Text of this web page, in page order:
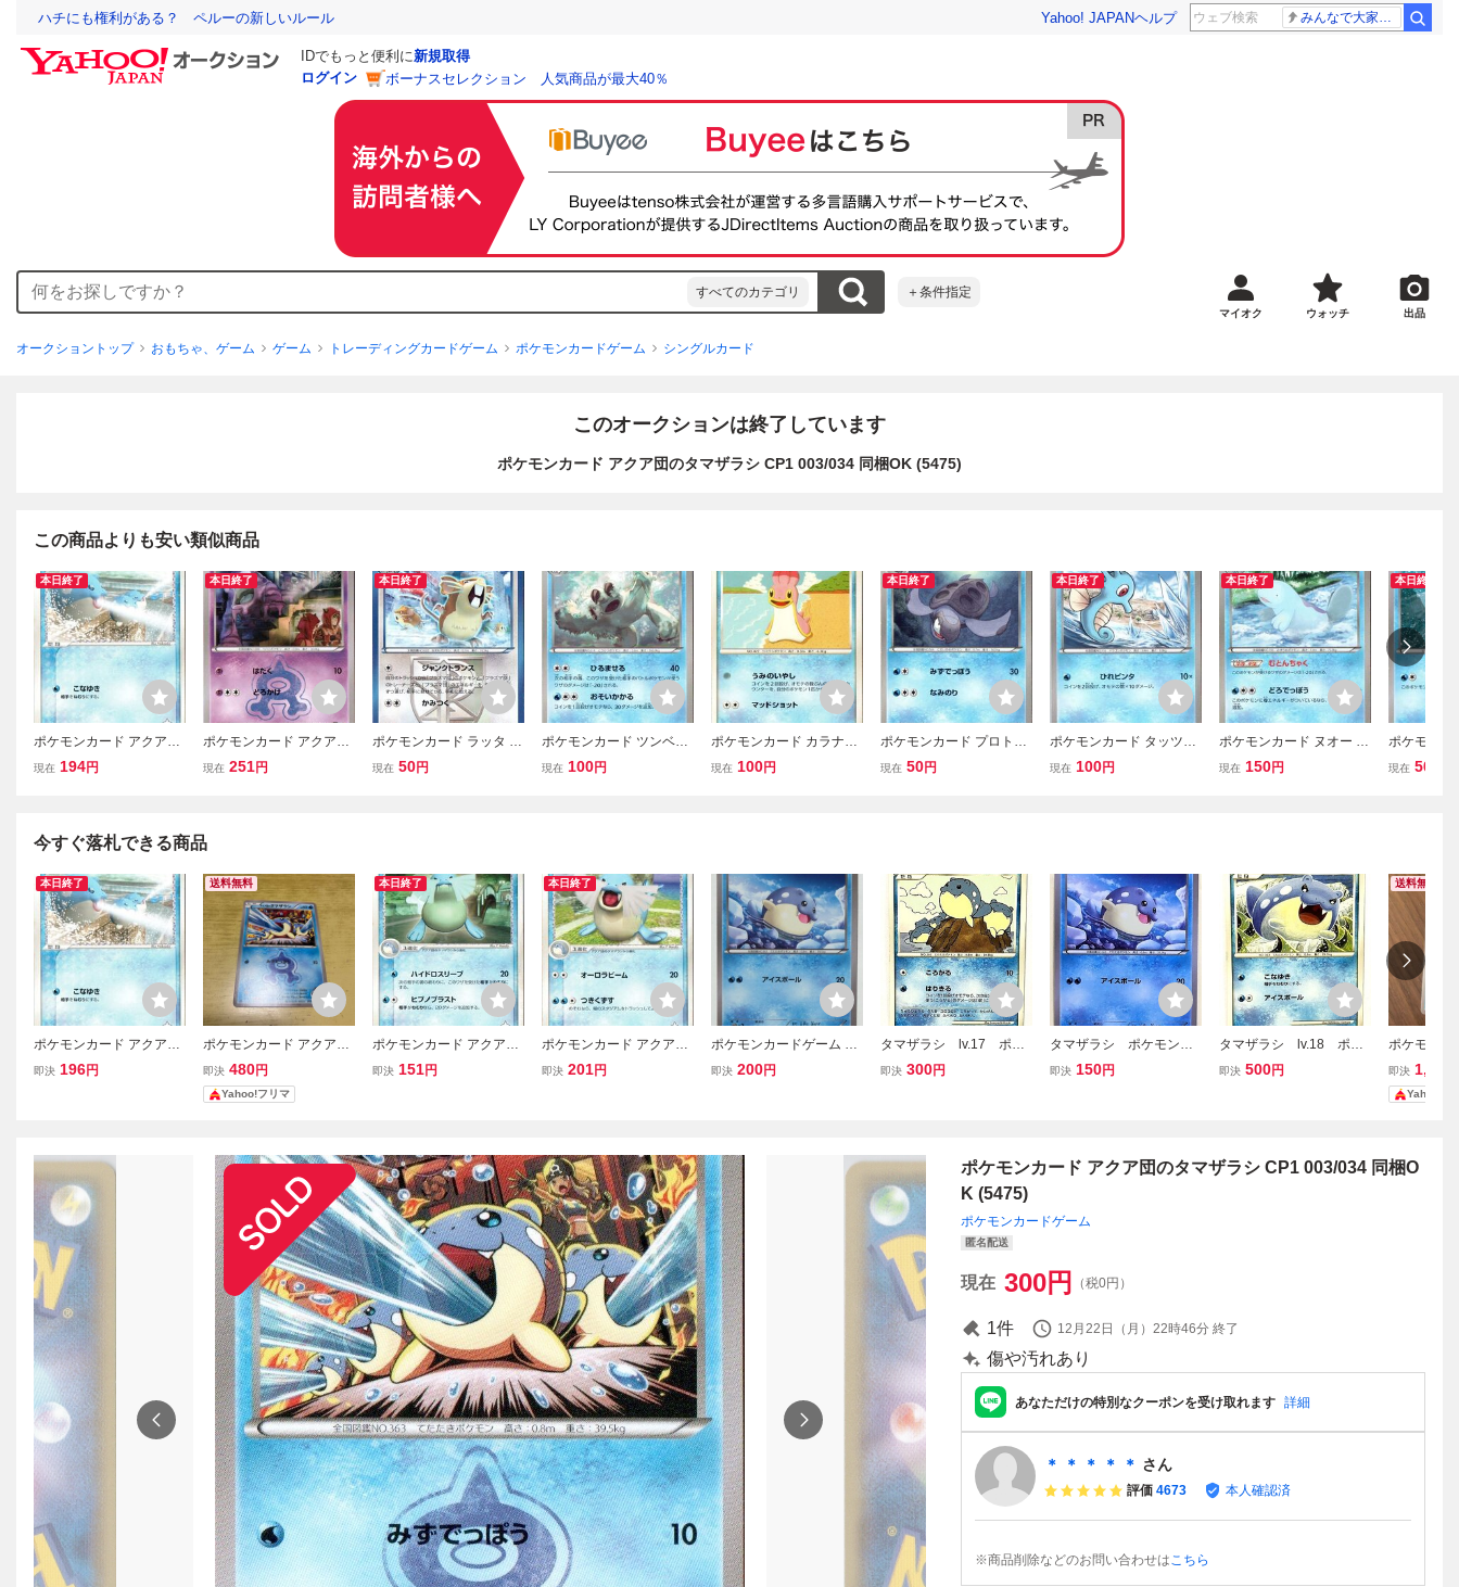
ハチにも権利がある？ ペルーの新しいルール Yahoo! JAPANヘルプ みんなで大家さん 2881億円
IDでもっと便利に新規取得
ログイン
ボーナスセレクション 人気商品が最大40％
すべてのカテゴリ ＋条件指定
マイオク ウォッチ 出品
オークショントップ おもちゃ、ゲーム ゲーム トレーディングカードゲーム ポケモンカードゲーム シングルカード
このオークションは終了しています
ポケモンカード アクア団のタマザラシ CP1 003/034 同梱OK (5475)
この商品よりも安い類似商品
本日終了
ポケモンカード アクア団
のタマザラシ 007/033 同
現在 194円
本日終了
ポケモンカード アクア団
のベトベター CP1 007/03
現在 251円
本日終了
ポケモンカード ラッタ B
W8 041/051 同梱OK (946
現在 50円
ポケモンカード ツンベア
ー BW3 020/052 同梱OK
現在 100円
ポケモンカード カラナク
シ にしのうみ Pt1 021/0
現在 100円
本日終了
ポケモンカード プロトー
ガ BW2 016/066 同梱OK
現在 50円
本日終了
ポケモンカード タッツー
BW8 010/051 同梱OK (96
現在 100円
本日終了
ポケモンカード ヌオー B
W8 011/051 同梱OK (934
現在 150円
本日終了
ポケモンカ
ン XY1
現在 50
今すぐ落札できる商品
本日終了
ポケモンカード アクア団
のタマザラシ 007/033 同
即決 196円
送料無料
ポケモンカード アクア団
のタマザラシ HP60 CP1
003/034
即決 480円
Yahoo!フリマ
本日終了
ポケモンカード アクア団
のトドグラー 009/033 同
即決 151円
本日終了
ポケモンカード アクア団
のトドグラー 010/033 同
即決 201円
ポケモンカードゲーム タ
マザラシ XY2 019/080 1E
即決 200円
タマザラシ lv.17 ポケ
モンカード DP2 DPB
即決 300円
タマザラシ ポケモンカ
ード XY2 019/080 2
即決 150円
タマザラシ lv.18 ポケ
モンカード Pt2 016/09
即決 500円
送料無料
ポケモンカ
のタマザラ
即決 1,700
Yahoo!フ
ポケモンカード アクア団のタマザラシ CP1 003/034 同梱O
K (5475)
ポケモンカードゲーム
匿名配送
現在 300円 （税0円）
1件 12月22日（月）22時46分 終了
傷や汚れあり
あなただけの特別なクーポンを受け取れます 詳細
＊ ＊ ＊ ＊ ＊ さん
評価 4673 本人確認済
※商品削除などのお問い合わせはこちら